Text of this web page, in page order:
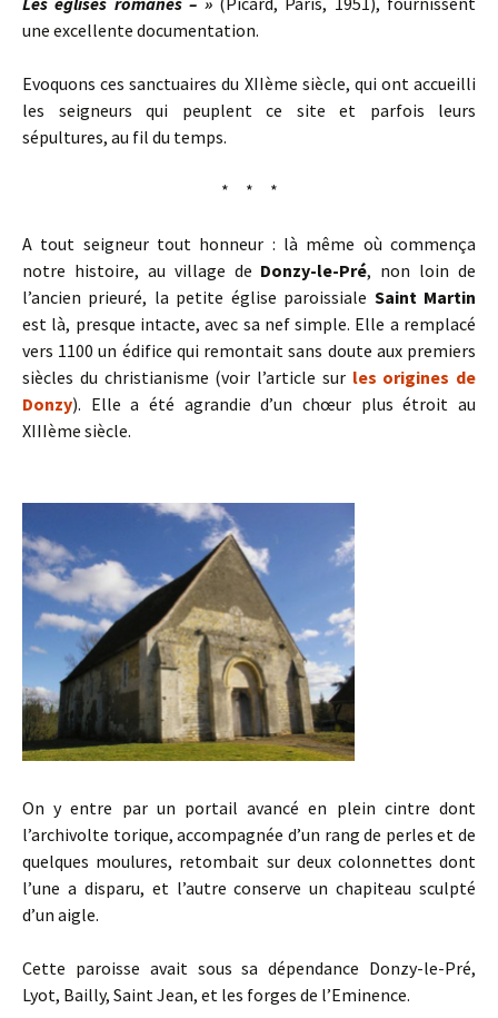
une excellente documentation.
Evoquons ces sanctuaires du XIIème siècle, qui ont accueilli
les seigneurs qui peuplent ce site et parfois leurs
sépultures, au fil du temps.
* * *
A tout seigneur tout honneur : là même où commença
notre histoire, au village de Donzy-le-Pré, non loin de
l’ancien prieuré, la petite église paroissiale Saint Martin
est là, presque intacte, avec sa nef simple. Elle a remplacé
vers 1100 un édifice qui remontait sans doute aux premiers
siècles du christianisme (voir l’article sur les origines de
Donzy). Elle a été agrandie d’un chœur plus étroit au
XIIIème siècle.
On y entre par un portail avancé en plein cintre dont
l’archivolte torique, accompagnée d’un rang de perles et de
quelques moulures, retombait sur deux colonnettes dont
l’une a disparu, et l’autre conserve un chapiteau sculpté
d’un aigle.
Cette paroisse avait sous sa dépendance Donzy-le-Pré,
Lyot, Bailly, Saint Jean, et les forges de l’Eminence.